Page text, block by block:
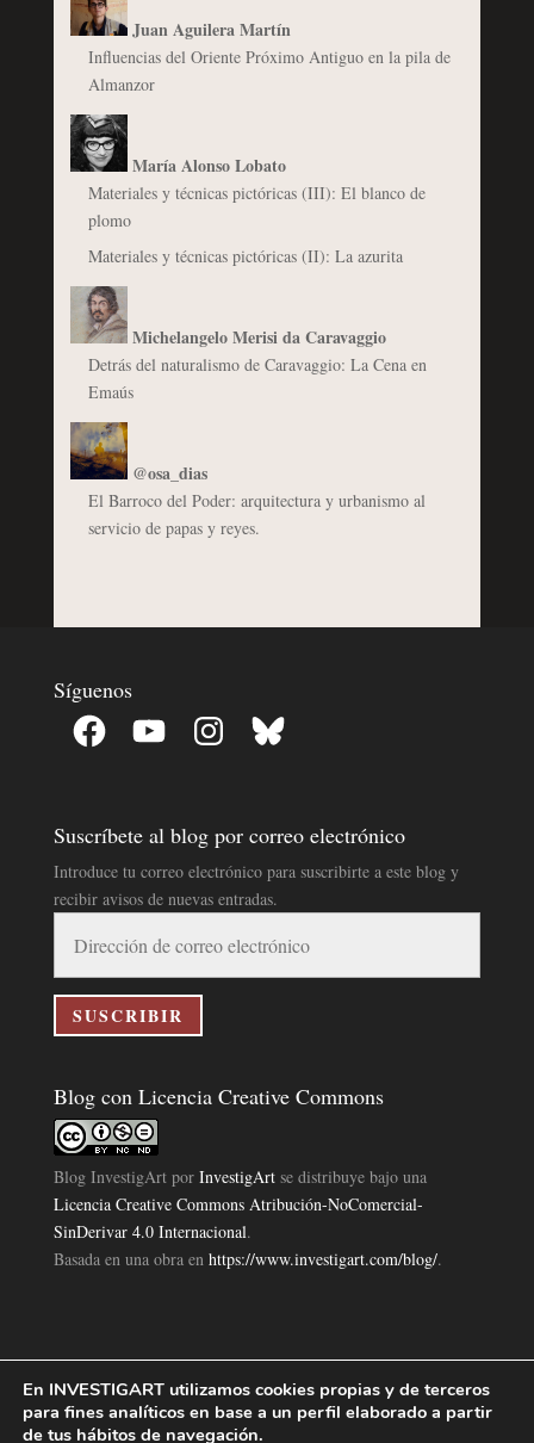
Juan Aguilera Martín
Influencias del Oriente Próximo Antiguo en la pila de
Almanzor
María Alonso Lobato
Materiales y técnicas pictóricas (III): El blanco de
plomo
Materiales y técnicas pictóricas (II): La azurita
Michelangelo Merisi da Caravaggio
Detrás del naturalismo de Caravaggio: La Cena en
Emaús
@osa_dias
El Barroco del Poder: arquitectura y urbanismo al
servicio de papas y reyes.
Síguenos
Facebook YouTube InstagramBluesky
Suscríbete al blog por correo electrónico
Introduce tu correo electrónico para suscribirte a este blog y
recibir avisos de nuevas entradas.
correo
electrónico
SUSCRIBIR
Blog con Licencia Creative Commons
Blog InvestigArtpor InvestigArtse distribuye bajo una
Licencia Creative Commons Atribución-NoComercial-
SinDerivar 4.0 Internacional.
Basada en una obra en https://www.investigart.com/blog/.
Política de Privacidad|Aviso Legal|Política de Cookies|
Investigart Copyright © 2019. |
En INVESTIGART utilizamos cookies propias y de terceros
para fines analíticos en base a un perfil elaborado a partir
de tus hábitos de navegación.